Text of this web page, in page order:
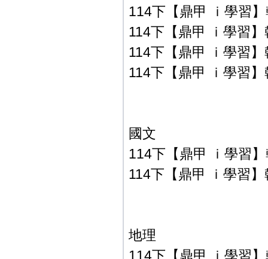
114下【鼎甲 ｉ學習
114下【鼎甲 ｉ學習
114下【鼎甲 ｉ學習
114下【鼎甲 ｉ學習
國文
114下【鼎甲 ｉ學習
114下【鼎甲 ｉ學習
地理
114下【鼎甲 ｉ學習